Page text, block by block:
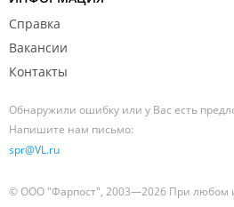
Справка
Вакансии
Контакты
Обнаружили ошибку или у Вас есть
Напишите нам письмо:
spr@VL.ru
© ООО "Фарпост", 2003—2026 При любом